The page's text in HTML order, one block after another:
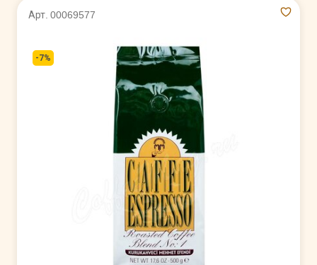
Арт. 00069577
-7%